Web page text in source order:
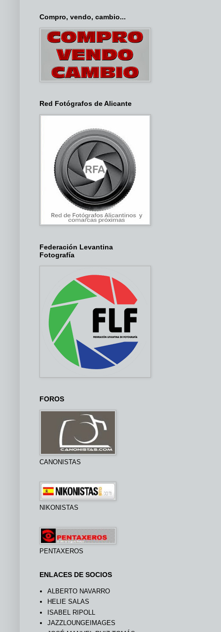
Compro, vendo, cambio...
Red Fotógrafos de Alicante
Federación Levantina
Fotografía
FOROS
CANONISTAS
NIKONISTAS
PENTAXEROS
ENLACES DE SOCIOS
ALBERTO NAVARRO
HELIE SALAS
ISABEL RIPOLL
JAZZLOUNGEIMAGES